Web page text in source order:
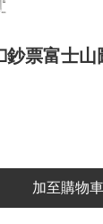
鈔票富士
加至購物車